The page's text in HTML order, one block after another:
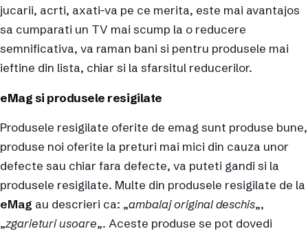
jucarii, acrti, axati-va pe ce merita, este mai avantajos
sa cumparati un TV mai scump la o reducere
semnificativa, va raman bani si pentru produsele mai
ieftine din lista, chiar si la sfarsitul reducerilor.
eMag si produsele resigilate
Produsele resigilate oferite de emag sunt produse bune,
produse noi oferite la preturi mai mici din cauza unor
defecte sau chiar fara defecte, va puteti gandi si la
produsele resigilate. Multe din produsele resigilate de la
eMag au descrieri ca: „ambalaj original deschis„,
„zgarieturi usoare„. Aceste produse se pot dovedi